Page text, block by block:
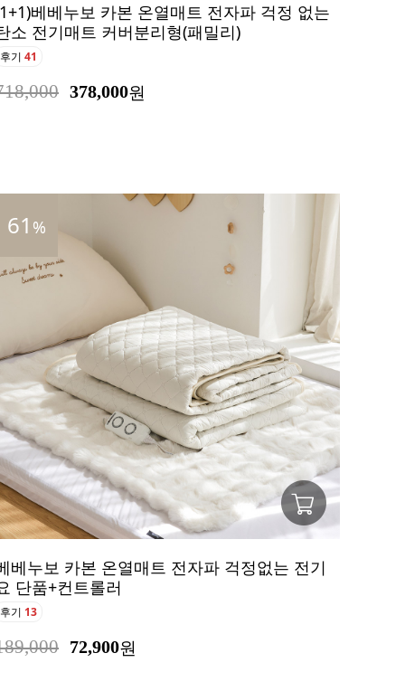
베베누보 카본 온열매트 전자파 걱정 없는
소 전기매트 커버분리형(패밀리)
후기 41
378,000원
61 %
베누보 카본 온열매트 전자파 걱정없는 전기
단품+컨트롤러
후기 13
72,900원